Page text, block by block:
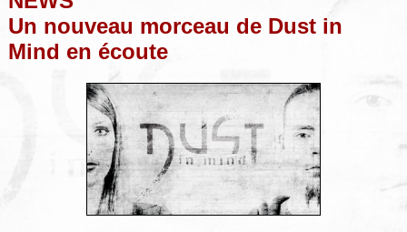
Un nouveau morceau de Dust in
Mind en écoute